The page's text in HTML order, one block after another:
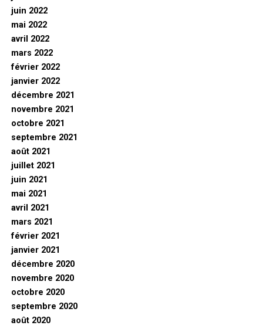
juin 2022
mai 2022
avril 2022
mars 2022
février 2022
janvier 2022
décembre 2021
novembre 2021
octobre 2021
septembre 2021
août 2021
juillet 2021
juin 2021
mai 2021
avril 2021
mars 2021
février 2021
janvier 2021
décembre 2020
novembre 2020
octobre 2020
septembre 2020
août 2020